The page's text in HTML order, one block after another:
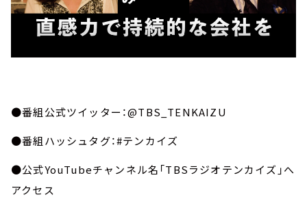
●番組公式ツイッター：@TBS_TENKAIZU
●番組ハッシュタグ：#テンカイズ
●公式YouTubeチャンネル名「TBSラジオテンカイズ」へ
アクセス